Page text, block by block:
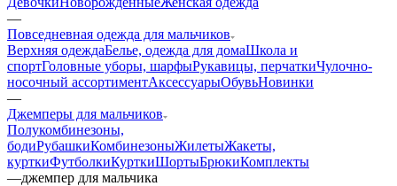
—
Повседневная одежда для мальчиков
Верхняя одеждаБелье, одежда для домаШкола и
спортГоловные уборы, шарфыРукавицы, перчаткиЧулочно-
носочный ассортиментАксессуарыОбувьНовинки
—
Джемперы для мальчиков
Полукомбинезоны,
бодиРубашкиКомбинезоныЖилетыЖакеты,
курткиФутболкиКурткиШортыБрюкиКомплекты
—джемпер для мальчика